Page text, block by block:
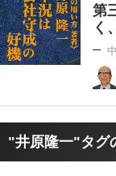
第
く
"井原隆一"タグ